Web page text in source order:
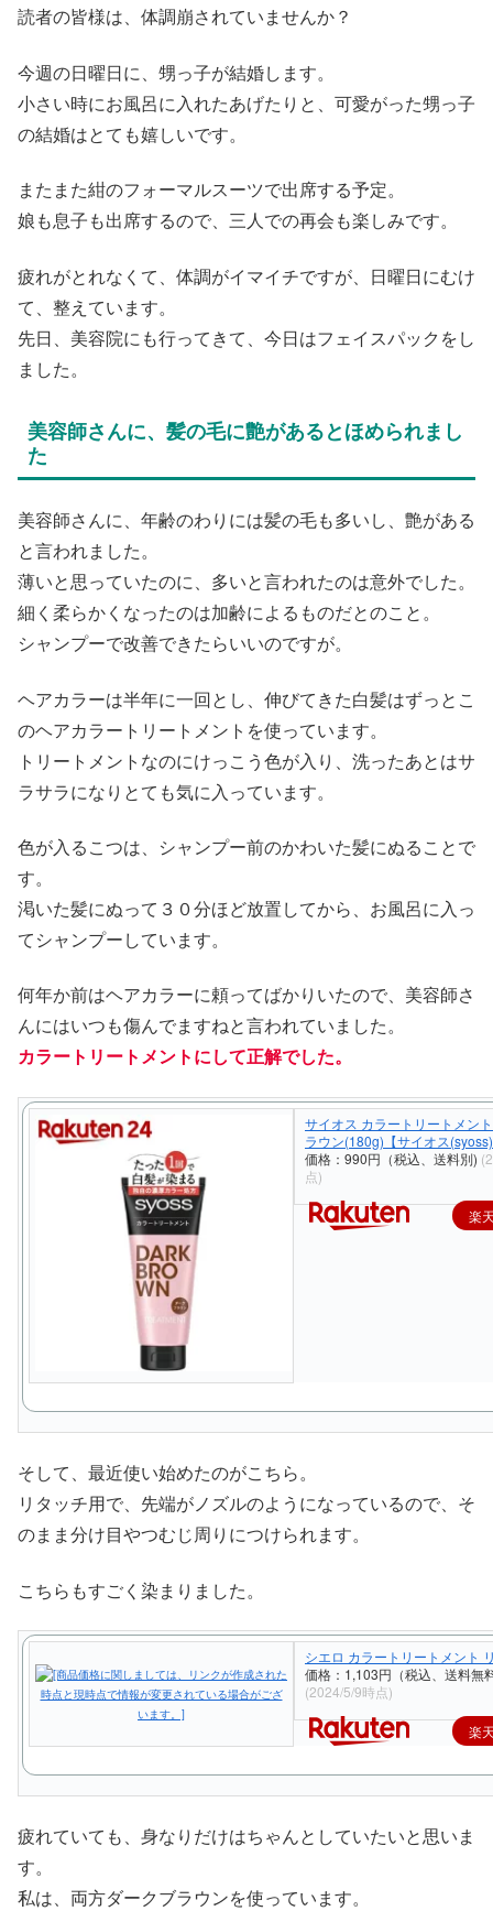
読者の皆様は、体調崩されていませんか？
今週の日曜日に、甥っ子が結婚します。
小さい時にお風呂に入れたあげたりと、可愛がった甥っ子
の結婚はとても嬉しいです。
またまた紺のフォーマルスーツで出席する予定。
娘も息子も出席するので、三人での再会も楽しみです。
疲れがとれなくて、体調がイマイチですが、日曜日にむけ
て、整えています。
先日、美容院にも行ってきて、今日はフェイスパックをし
ました。
美容師さんに、髪の毛に艶があるとほめられまし
た
美容師さんに、年齢のわりには髪の毛も多いし、艶がある
と言われました。
薄いと思っていたのに、多いと言われたのは意外でした。
細く柔らかくなったのは加齢によるものだとのこと。
シャンプーで改善できたらいいのですが。
ヘアカラーは半年に一回とし、伸びてきた白髪はずっとこ
のヘアカラートリートメントを使っています。
トリートメントなのにけっこう色が入り、洗ったあとはサ
ラサラになりとても気に入っています。
色が入るこつは、シャンプー前のかわいた髪にぬることで
す。
渇いた髪にぬって３０分ほど放置してから、お風呂に入っ
てシャンプーしています。
何年か前はヘアカラーに頼ってばかりいたので、美容師さ
んにはいつも傷んでますねと言われていました。
カラートリートメントにして正解でした。
サイオス カラートリートメン
ラウン(180g)【サイオス
価格：990円（税込、送料別)
点)
楽
そして、最近使い始めたのがこちら。
リタッチ用で、先端がノズルのようになっているので、そ
のまま分け目やつむじ周りにつけられます。
こちらもすごく染まりました。
シエロ カラートリートメント
価格：1,103円（税込、送料無
(2024/5/9時点)
楽
疲れていても、身なりだけはちゃんとしていたいと思いま
す。
私は、両方ダークブラウンを使っています。